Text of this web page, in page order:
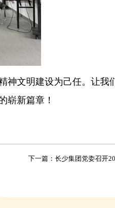
神文明建设为己任。让我
崭新篇章！
下一篇：长少集团党委召开2025年第4次党